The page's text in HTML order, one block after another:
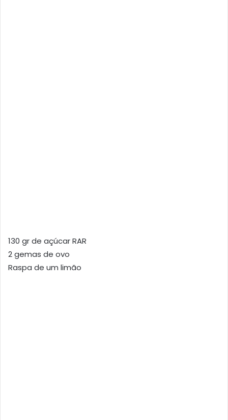
130 gr de açúcar RAR
2 gemas de ovo
Raspa de um limão